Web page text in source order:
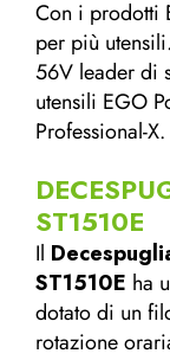
Con i prodotti
per più
56V leader di
utensili EGO
Professional-X.
ST1510E
Il
ST1510E ha
dotato di un
rotazione